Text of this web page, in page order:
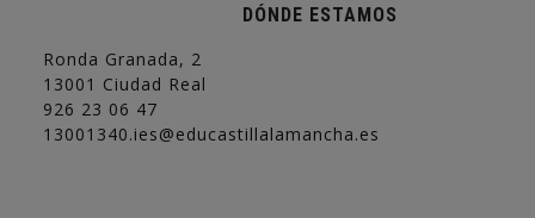
DÓNDE ESTAMOS
Ronda Granada, 2
13001 Ciudad Real
926 23 06 47
13001340.ies@educastillalamancha.es